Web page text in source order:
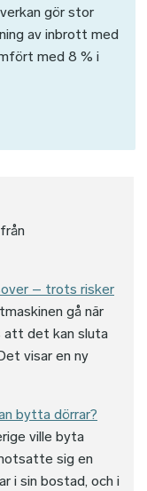
gör stor
av inbrott med
med 8 % i
– trots risker
gå när
att det kan sluta
visar en ny
bytta dörrar?
ville byta
sig en
i sin bostad, och i